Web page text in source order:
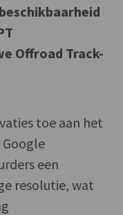
Offroad Track-
toe aan het
een
resolutie, wat